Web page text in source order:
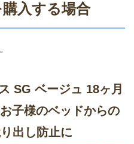
入する場合
SG ベージュ 18ヶ月
子様のベッドからの
出し防止に